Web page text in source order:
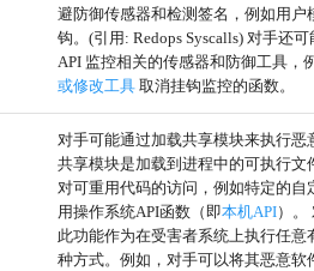
避防御传感器和检测签名，例如用户
钩。(引用: Redops Syscalls) 对手还
API 监控相关的传感器和防御工具，
或修改工具 取消挂钩监控的函数。
对手可能通过加载共享模块来执行恶
共享模块是加载到进程中的可执行文
对可重用代码的访问，例如特定的自
用操作系统API函数（即本机API）。
此功能作为在受害者系统上执行任意
种方式。例如，对手可以将其恶意软